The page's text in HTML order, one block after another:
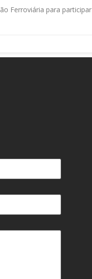
Ferroviária para participar